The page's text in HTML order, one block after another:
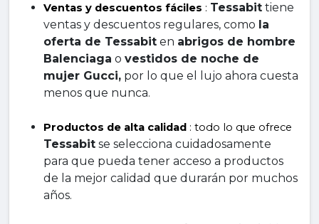
Ventas y descuentos fáciles : Tessabit tiene
ventas y descuentos regulares, como la
oferta de Tessabit en abrigos de hombre
Balenciaga o vestidos de noche de
mujer Gucci, por lo que el lujo ahora cuesta
menos que nunca.
Productos de alta calidad
Tessabit se selecciona cuidadosamente
para que pueda tener acceso a productos
de la mejor calidad que durarán por muchos
años.